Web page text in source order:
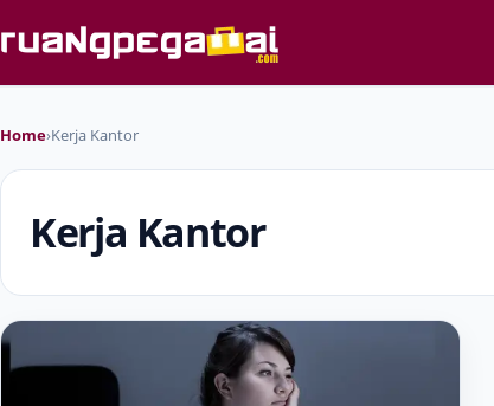
Home›Kerja Kantor
Kerja Kantor